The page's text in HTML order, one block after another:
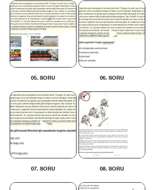
05. SORU 06. SORU
07. SORU 08. SORU